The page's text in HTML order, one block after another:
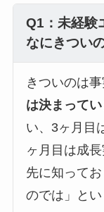
Q1：未経験
なにきつい
きついのは事
は決まって
い、3ヶ月目
ヶ月目は成
先に知って
のでは」とい